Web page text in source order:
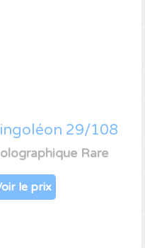
29/108
Rare
le prix